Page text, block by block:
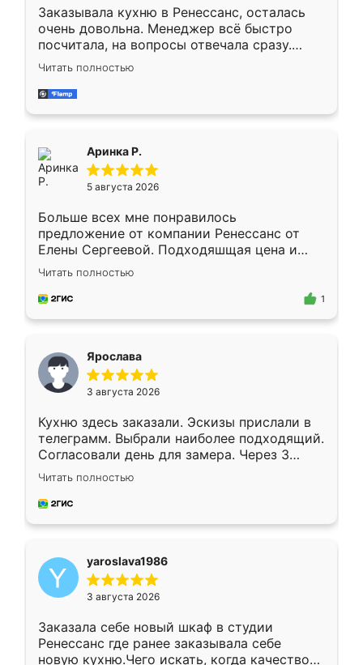
Заказывала кухню в Ренессанс, осталась
очень довольна. Менеджер всё быстро
посчитала, на вопросы отвечала сразу.
Замерщик приехал в субботу, подошёл к
делу со всей ответственностью. Собрали
за день, ребята работали аккуратно, даже
Читать полностью
Аринка Р.
5 августа 2026
Больше всех мне понравилось
предложение от компании Ренессанс от
Елены Сергеевой. Подходяшщая цена и
короткие сроки изготовления. Приехавший
для замера сотрудник Владислав
предложил по моему эскизу самый
Читать полностью
1
Ярослава
3 августа 2026
Кухню здесь заказали. Эскизы прислали в
телеграмм. Выбрали наиболее подходящий.
Согласовали день для замера. Через 3
недели кухня была уже готова. Остались
довольны работой. Спасибо Ренессанс
мебель за качественную работу!
Читать полностью
yaroslava1986
3 августа 2026
Заказала себе новый шкаф в студии
Ренессанс где ранее заказывала себе
новую кухню.Чего искать, когда качеством